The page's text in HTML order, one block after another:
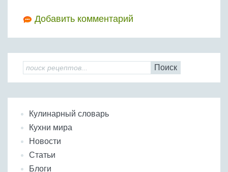
Добавить комментарий
Поиск
Кулинарный словарь
Кухни мира
Новости
Статьи
Блоги